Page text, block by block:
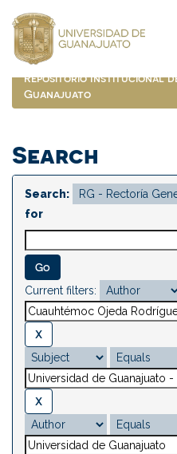
navigation
Repositorio Institucional
Guanajuato
Search
Search:
for
Current filters: